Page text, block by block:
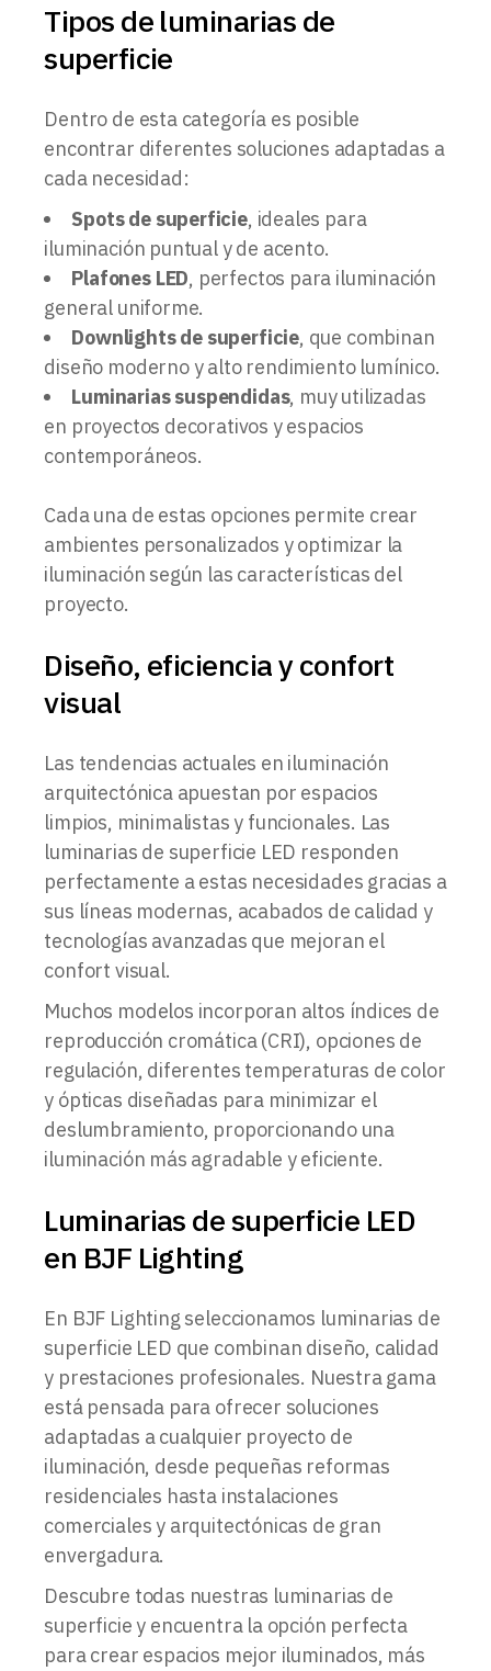
Tipos de luminarias de
superficie
Dentro de esta categoría es posible
encontrar diferentes soluciones adaptadas a
cada necesidad:
Spots de superficie, ideales para
iluminación puntual y de acento.
Plafones LED, perfectos para iluminación
general uniforme.
Downlights de superficie, que combinan
diseño moderno y alto rendimiento lumínico.
Luminarias suspendidas, muy utilizadas
en proyectos decorativos y espacios
contemporáneos.
Cada una de estas opciones permite crear
ambientes personalizados y optimizar la
iluminación según las características del
proyecto.
Diseño, eficiencia y confort
visual
Las tendencias actuales en iluminación
arquitectónica apuestan por espacios
limpios, minimalistas y funcionales. Las
luminarias de superficie LED responden
perfectamente a estas necesidades gracias a
sus líneas modernas, acabados de calidad y
tecnologías avanzadas que mejoran el
confort visual.
Muchos modelos incorporan altos índices de
reproducción cromática (CRI), opciones de
regulación, diferentes temperaturas de color
y ópticas diseñadas para minimizar el
deslumbramiento, proporcionando una
iluminación más agradable y eficiente.
Luminarias de superficie LED
en BJF Lighting
En BJF Lighting seleccionamos luminarias de
superficie LED que combinan diseño, calidad
y prestaciones profesionales. Nuestra gama
está pensada para ofrecer soluciones
adaptadas a cualquier proyecto de
iluminación, desde pequeñas reformas
residenciales hasta instalaciones
comerciales y arquitectónicas de gran
envergadura.
Descubre todas nuestras luminarias de
superficie y encuentra la opción perfecta
para crear espacios mejor iluminados, más